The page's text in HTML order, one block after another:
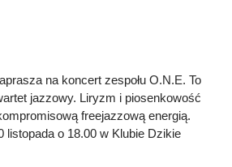
na koncert zespołu O.N.E. To
jazzowy. Liryzm i piosenkowość
freejazzową energią.
listopada o 18.00 w Klubie Dzikie